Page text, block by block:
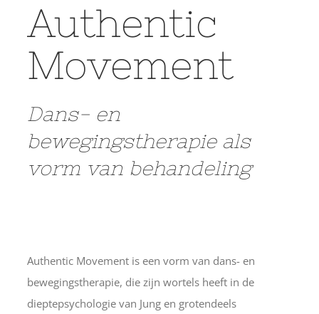
Authentic
Movement
Dans- en
bewegingstherapie als
vorm van behandeling
Authentic Movement is een vorm van dans- en
bewegingstherapie, die zijn wortels heeft in de
dieptepsychologie van Jung en grotendeels